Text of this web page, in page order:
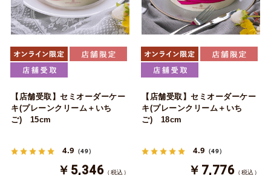
【店舗受取】セミオーダーケー
キ(プレーンクリーム＋いち
ご) 15cm
4.9 （49）
￥5,346 （税込）
【店舗受取】セミオーダーケー
キ(プレーンクリーム＋いち
ご) 18cm
4.9 （49）
￥7,776 （税込）